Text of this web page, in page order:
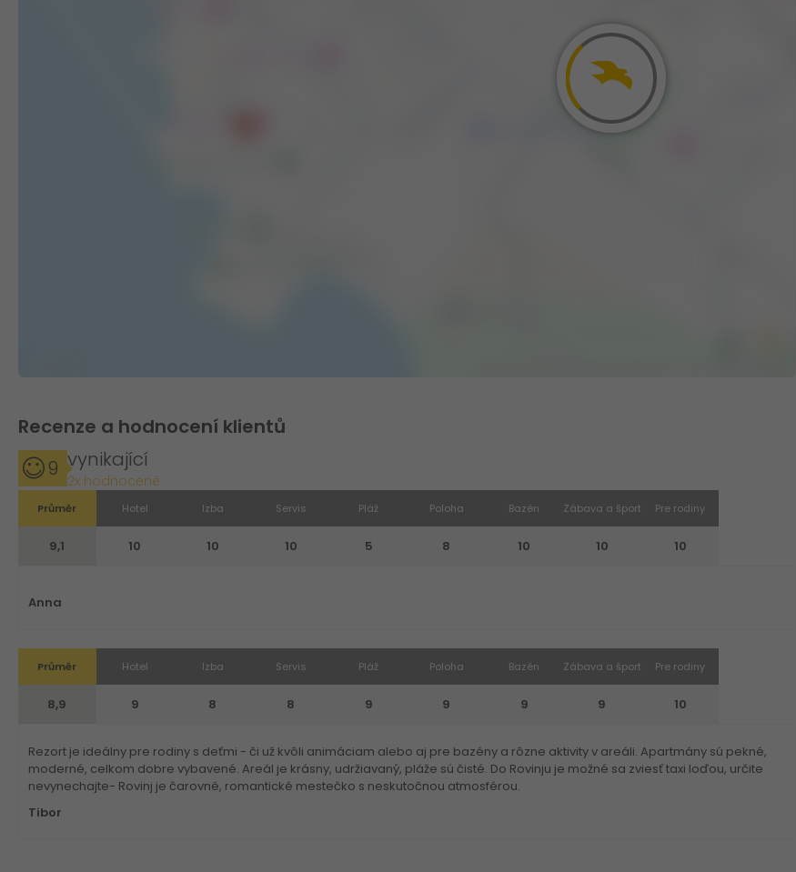
Recenze a hodnocení klientů
9 vynikající
2x hodnocené
Průměr
9,1
Hotel
10
Izba
10
Servis
10
Pláž
5
Poloha
8
Bazén
10
Zábava a šport
10
Pre rodiny
10
Anna
Průměr
8,9
Hotel
9
Izba
8
Servis
8
Pláž
9
Poloha
9
Bazén
9
Zábava a šport
9
Pre rodiny
10
Rezort je ideálny pre rodiny s deťmi - či už kvôli animáciam alebo aj pre bazény a rôzne aktivity v areáli. Apartmány sú pekné,
moderné, celkom dobre vybavené. Areál je krásny, udržiavaný, pláže sú čisté. Do Rovinju je možné sa zviesť taxi loďou, určite
nevynechajte- Rovinj je čarovné, romantické mestečko s neskutočnou atmosférou.
Tibor